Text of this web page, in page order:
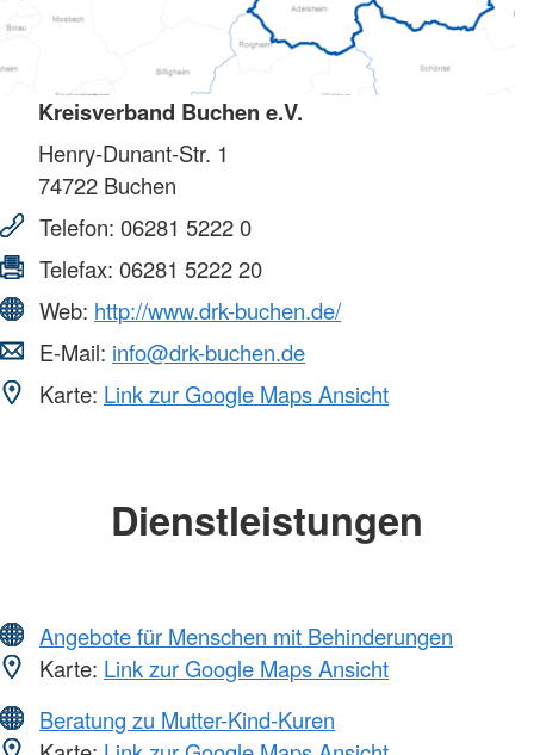
Kreisverband Buchen e.V.
Henry-Dunant-Str. 1
74722 Buchen
Telefon: 06281 5222 0
Telefax: 06281 5222 20
Web: http://www.drk-buchen.de/
E-Mail: info@drk-buchen.de
Karte: Link zur Google Maps Ansicht
Dienstleistungen
Angebote für Menschen mit Behinderungen
Karte: Link zur Google Maps Ansicht
Beratung zu Mutter-Kind-Kuren